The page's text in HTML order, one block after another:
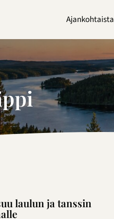
Ajankohtaista
laulun ja tanssin